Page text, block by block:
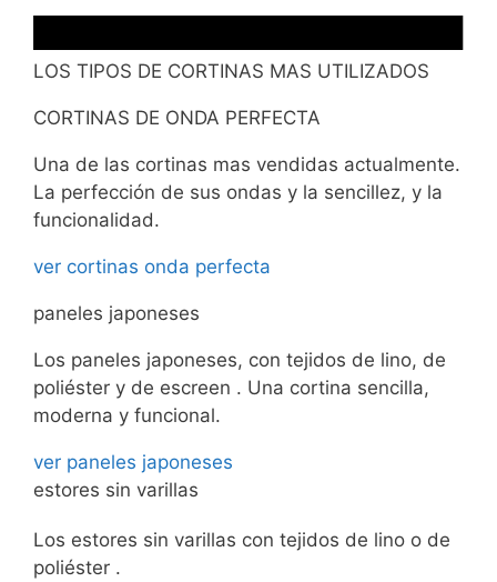
LOS TIPOS DE CORTINAS MAS UTILIZADOS
CORTINAS DE ONDA PERFECTA
Una de las cortinas mas vendidas actualmente.
La perfección de sus ondas y la sencillez, y la
funcionalidad.
ver cortinas onda perfecta
paneles japoneses
Los paneles japoneses, con tejidos de lino, de
poliéster y de escreen . Una cortina sencilla,
moderna y funcional.
ver paneles japoneses
estores sin varillas
Los estores sin varillas con tejidos de lino o de
poliéster .